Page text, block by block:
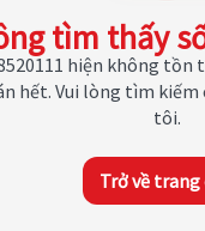
tìm thấy
hiện không
hết. Vui lòng tìm kiếm
tôi.
Trở về trang